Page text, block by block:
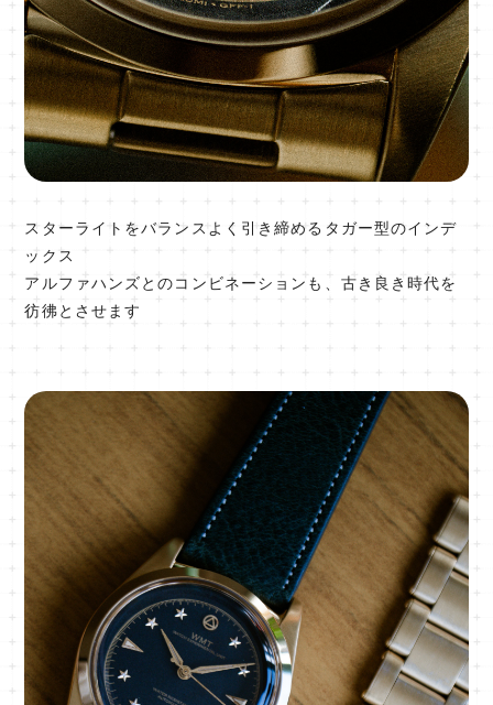
スターライトをバランスよく引き締めるタガー型のインデ
ックス
アルファハンズとのコンビネーションも、古き良き時代を
彷彿とさせます